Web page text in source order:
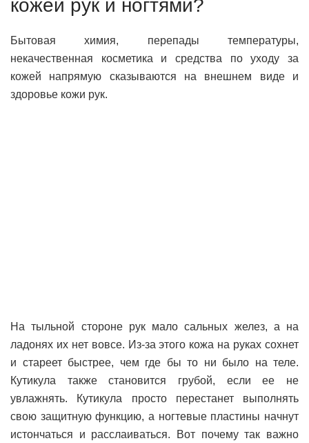
кожей рук и ногтями?
Бытовая химия, перепады температуры,
некачественная косметика и средства по уходу за
кожей напрямую сказываются на внешнем виде и
здоровье кожи рук.
На тыльной стороне рук мало сальных желез, а на
ладонях их нет вовсе. Из-за этого кожа на руках сохнет
и стареет быстрее, чем где бы то ни было на теле.
Кутикула также становится грубой, если ее не
увлажнять. Кутикула просто перестанет выполнять
свою защитную функцию, а ногтевые пластины начнут
истончаться и расслаиваться. Вот почему так важно